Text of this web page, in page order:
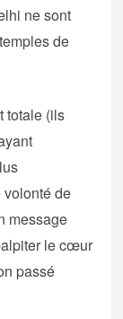
ne sont
de
totale (ils
volonté de
message
le cœur
passé